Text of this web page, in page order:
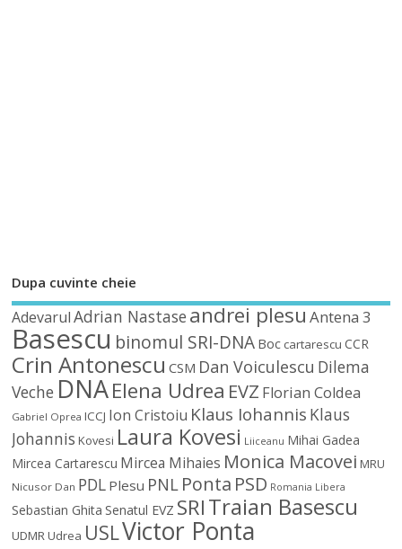
Dupa cuvinte cheie
Adevarul Adrian Nastase andrei plesu Antena 3
Basescu binomul SRI-DNA Boc cartarescu CCR
Crin Antonescu CSM Dan Voiculescu Dilema
Veche DNAElena Udrea EVZ Florian Coldea
Gabriel Oprea ICCJ Ion Cristoiu Klaus Iohannis Klaus
Johannis Kovesi Laura Kovesi Liiceanu Mihai Gadea
Mircea Cartarescu Mircea Mihaies Monica Macovei MRU
Nicusor Dan PDL Plesu PNL Ponta PSD Romania Libera
Sebastian Ghita Senatul EVZ SRITraian Basescu
UDMRUdrea USLVictor Ponta